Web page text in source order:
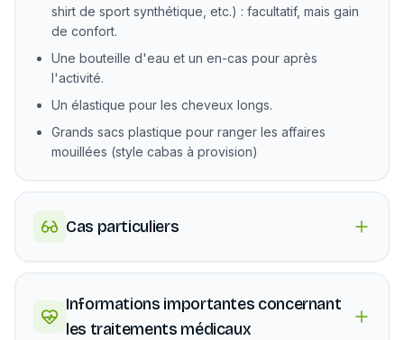
shirt de sport synthétique, etc.) : facultatif, mais gain
de confort.
Une bouteille d'eau et un en-cas pour après
l'activité.
Un élastique pour les cheveux longs.
Grands sacs plastique pour ranger les affaires
mouillées (style cabas à provision)
Cas particuliers
Informations importantes concernant
les traitements médicaux